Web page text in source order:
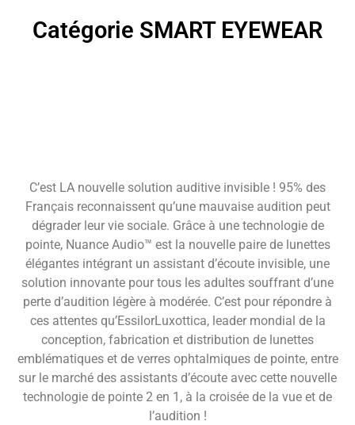
Catégorie SMART EYEWEAR
C’est LA nouvelle solution auditive invisible ! 95% des
Français reconnaissent qu’une mauvaise audition peut
dégrader leur vie sociale. Grâce à une technologie de
pointe, Nuance Audio™ est la nouvelle paire de lunettes
élégantes intégrant un assistant d’écoute invisible, une
solution innovante pour tous les adultes souffrant d’une
perte d’audition légère à modérée. C’est pour répondre à
ces attentes qu’EssilorLuxottica, leader mondial de la
conception, fabrication et distribution de lunettes
emblématiques et de verres ophtalmiques de pointe, entre
sur le marché des assistants d’écoute avec cette nouvelle
technologie de pointe 2 en 1, à la croisée de la vue et de
l’audition !